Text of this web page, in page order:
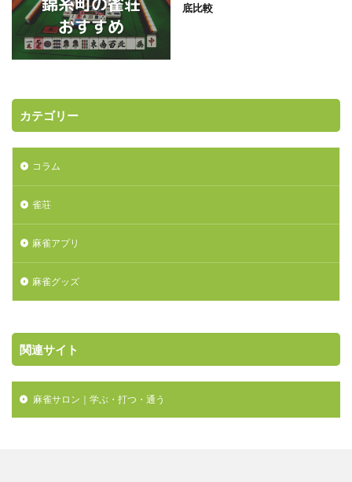
底比較
カテゴリー
コラム
雀荘
麻雀アプリ
麻雀グッズ
関連サイト
 麻雀サロン｜学ぶ・打つ・通う